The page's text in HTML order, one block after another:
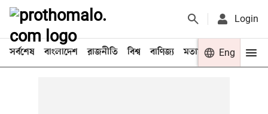
Login
সর্বশেষ বাংলাদেশ রাজনীতি বিশ্ব বাণিজ্য মতামত খেলা
Eng